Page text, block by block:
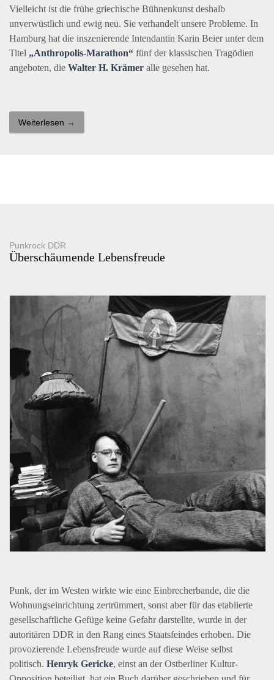
Vielleicht ist die frühe griechische Bühnenkunst deshalb
unverwüstlich und ewig neu. Sie verhandelt unsere Probleme. In
Hamburg hat die inszenierende Intendantin Karin Beier unter dem
Titel „Anthropolis-Marathon“ fünf der klassischen Tragödien
angeboten, die Walter H. Krämer alle gesehen hat.
Weiterlesen →
Punkrock DDR
Überschäumende Lebensfreude
Punk, der im Westen wirkte wie eine Einbrecherbande, die die
Wohnungseinrichtung zertrümmert, sonst aber für das etablierte
gesellschaftliche Gefüge keine Gefahr darstellte, wurde in der
autoritären DDR in den Rang eines Staatsfeindes erhoben. Die
provozierende Lebensfreude wurde auf diese Weise selbst
politisch. Henryk Gericke, einst an der Ostberliner Kultur-